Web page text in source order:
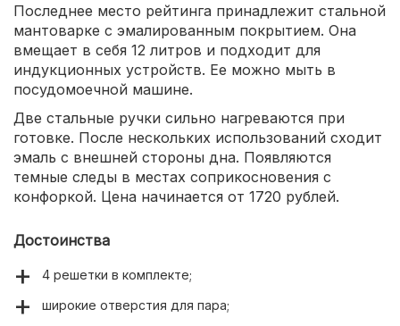
Последнее место рейтинга принадлежит стальной
мантоварке с эмалированным покрытием. Она
вмещает в себя 12 литров и подходит для
индукционных устройств. Ее можно мыть в
посудомоечной машине.
Две стальные ручки сильно нагреваются при
готовке. После нескольких использований сходит
эмаль с внешней стороны дна. Появляются
темные следы в местах соприкосновения с
конфоркой. Цена начинается от 1720 рублей.
Достоинства
4 решетки в комплекте;
широкие отверстия для пара;